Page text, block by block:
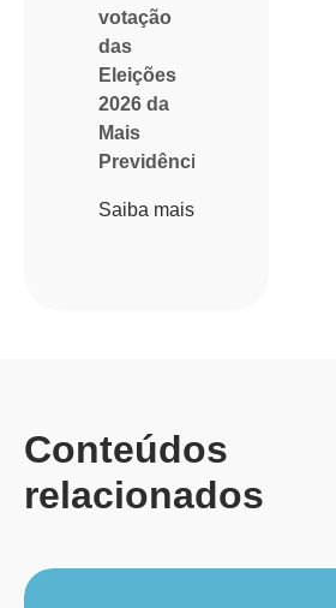
votação
das
Eleições
2026 da
Mais
Previdência
Saiba mais
Conteúdos
relacionados